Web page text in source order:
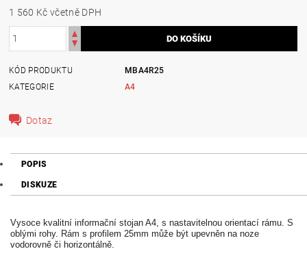
1 560 Kč včetně DPH
KÓD PRODUKTU
MBA4R25
KATEGORIE
A4
Dotaz
POPIS
DISKUZE
Vysoce kvalitní informační stojan A4, s nastavitelnou orientací rámu. S
oblými rohy. Rám s profilem 25mm může být upevněn na noze
vodorovně či horizontálně.